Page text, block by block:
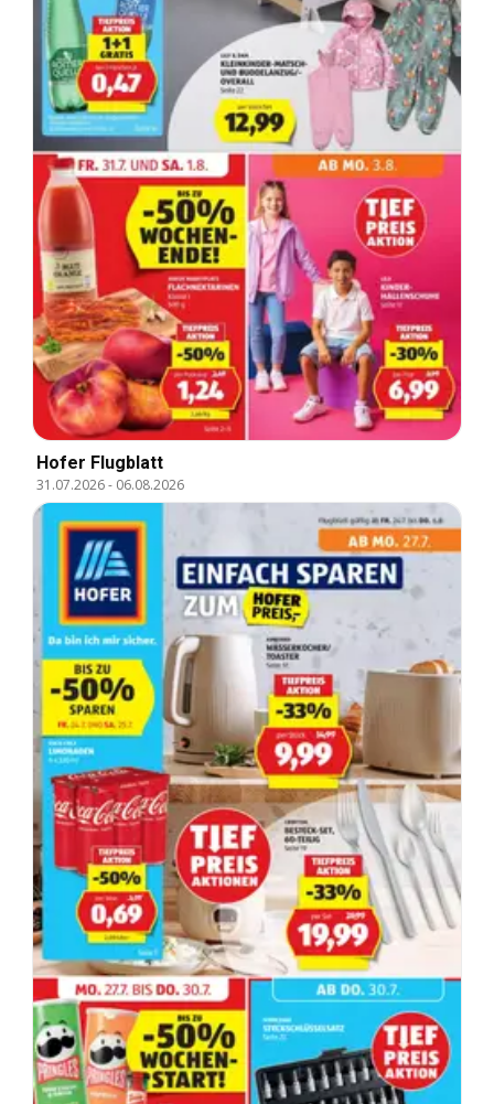
Hofer Flugblatt
31.07.2026- 06.08.2026